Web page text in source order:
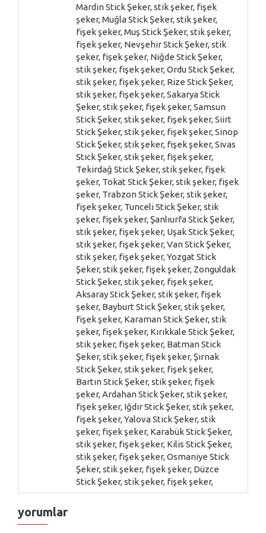
Mardin Stick Şeker, stik şeker, fişek
şeker, Muğla Stick Şeker, stik şeker,
fişek şeker, Muş Stick Şeker, stik şeker,
fişek şeker, Nevşehir Stick Şeker, stik
şeker, fişek şeker, Niğde Stick Şeker,
stik şeker, fişek şeker, Ordu Stick Şeker,
stik şeker, fişek şeker, Rize Stick Şeker,
stik şeker, fişek şeker, Sakarya Stick
Şeker, stik şeker, fişek şeker, Samsun
Stick Şeker, stik şeker, fişek şeker, Siirt
Stick Şeker, stik şeker, fişek şeker, Sinop
Stick Şeker, stik şeker, fişek şeker, Sivas
Stick Şeker, stik şeker, fişek şeker,
Tekirdağ Stick Şeker, stik şeker, fişek
şeker, Tokat Stick Şeker, stik şeker, fişek
şeker, Trabzon Stick Şeker, stik şeker,
fişek şeker, Tunceli Stick Şeker, stik
şeker, fişek şeker, Şanlıurfa Stick Şeker,
stik şeker, fişek şeker, Uşak Stick Şeker,
stik şeker, fişek şeker, Van Stick Şeker,
stik şeker, fişek şeker, Yozgat Stick
Şeker, stik şeker, fişek şeker, Zonguldak
Stick Şeker, stik şeker, fişek şeker,
Aksaray Stick Şeker, stik şeker, fişek
şeker, Bayburt Stick Şeker, stik şeker,
fişek şeker, Karaman Stick Şeker, stik
şeker, fişek şeker, Kırıkkale Stick Şeker,
stik şeker, fişek şeker, Batman Stick
Şeker, stik şeker, fişek şeker, Şırnak
Stick Şeker, stik şeker, fişek şeker,
Bartın Stick Şeker, stik şeker, fişek
şeker, Ardahan Stick Şeker, stik şeker,
fişek şeker, Iğdır Stick Şeker, stik şeker,
fişek şeker, Yalova Stick Şeker, stik
şeker, fişek şeker, Karabük Stick Şeker,
stik şeker, fişek şeker, Kilis Stick Şeker,
stik şeker, fişek şeker, Osmaniye Stick
Şeker, stik şeker, fişek şeker, Düzce
Stick Şeker, stik şeker, fişek şeker,
yorumlar